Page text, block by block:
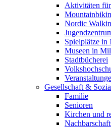
Aktivitäten
Nordic
Spielplätze in
Museen in
Stadtbücherei
Gesellschaft &
Familie
Senioren
Kirchen und